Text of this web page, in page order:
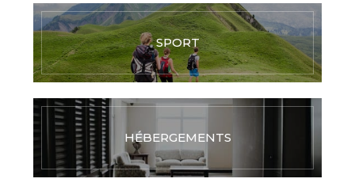
SPORT
HÉBERGEMENTS